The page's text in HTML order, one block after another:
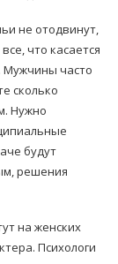
не отодвинут,
что касается
Мужчины часто
сколько
Нужно
будут
решения
на женских
Психологи